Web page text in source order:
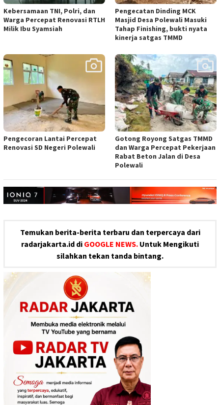
Kebersamaan TNI, Polri, dan
Warga Percepat Renovasi RTLH
Milik Ibu Syamsiah
Pengecatan Dinding MCK
Masjid Desa Polewali Masuki
Tahap Finishing, bukti nyata
kinerja satgas TMMD
Pengecoran Lantai Percepat
Renovasi SD Negeri Polewali
Gotong Royong Satgas TMMD
dan Warga Percepat Pekerjaan
Rabat Beton Jalan di Desa
Polewali
Temukan berita-berita terbaru dan terpercaya dari
radarjakarta.id di GOOGLE NEWS. Untuk Mengikuti
silahkan tekan tanda bintang.